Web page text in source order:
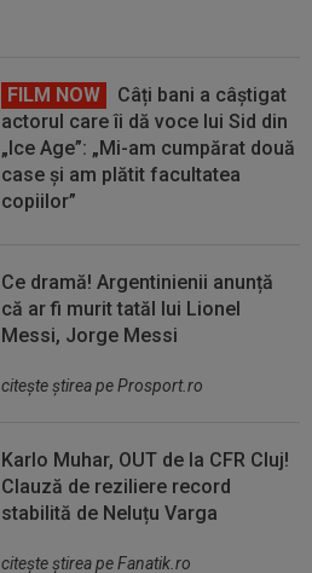
FILM NOW
Câți bani a câștigat
actorul care îi dă voce lui Sid din
„Ice Age”: „Mi-am cumpărat două
case și am plătit facultatea
copiilor”
Ce dramă! Argentinienii anunță
că ar fi murit tatăl lui Lionel
Messi, Jorge Messi
citeşte ştirea pe Prosport.ro
Karlo Muhar, OUT de la CFR Cluj!
Clauză de reziliere record
stabilită de Neluțu Varga
citeşte ştirea pe Fanatik.ro